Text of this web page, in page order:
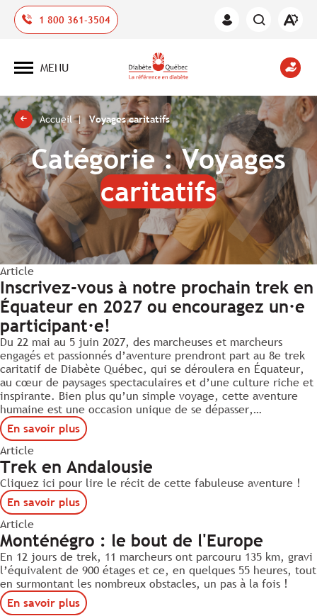
1 800 361-3504
Espace
Ouvrir
Ouvrir
site
MENU
Accueil Voyages caritatifs
Catégorie :Voyages
caritatifs
Article
Inscrivez-vous à notre prochain trek en
Équateur en 2027 ou encouragez un·e
participant·e!
Du 22 mai au 5 juin 2027, des marcheuses et marcheurs
engagés et passionnés d’aventure prendront part au 8e trek
caritatif de Diabète Québec, qui se déroulera en Équateur,
au cœur de paysages spectaculaires et d’une culture riche et
inspirante. Bien plus qu’un simple voyage, cette aventure
humaine est une occasion unique de se dépasser,…
En savoir plus
Article
Trek en Andalousie
Cliquez ici pour lire le récit de cette fabuleuse aventure !
En savoir plus
Article
Monténégro : le bout de l'Europe
En 12 jours de trek, 11 marcheurs ont parcouru 135 km, gravi
l’équivalent de 900 étages et ce, en quelques 55 heures, tout
en surmontant les nombreux obstacles, un pas à la fois !
En savoir plus